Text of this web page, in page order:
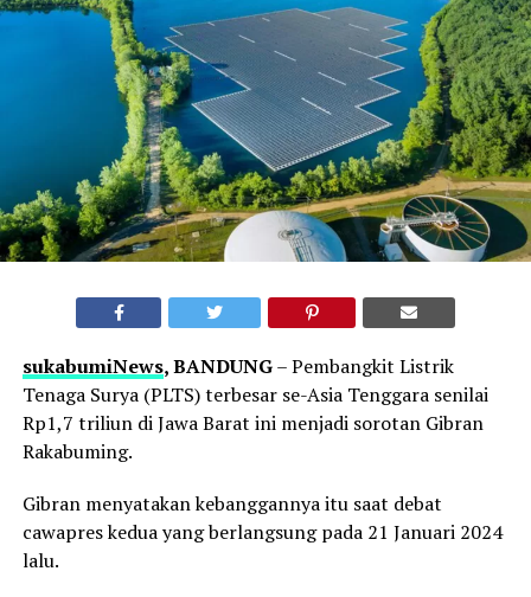
sukabumiNews, BANDUNG– Pembangkit Listrik
Tenaga Surya (PLTS) terbesar se-Asia Tenggara senilai
Rp1,7 triliun di Jawa Barat ini menjadi sorotan Gibran
Rakabuming.
Gibran menyatakan kebanggannya itu saat debat
cawapres kedua yang berlangsung pada 21 Januari 2024
lalu.